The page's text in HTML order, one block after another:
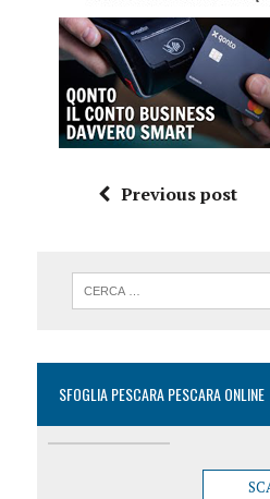
Previous post
SFOGLIA PESCARA PESCARA ONLINE